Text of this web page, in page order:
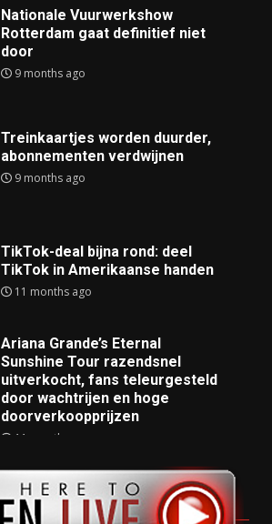
Nationale Vuurwerkshow
Rotterdam gaat definitief niet
door
9 months ago
Treinkaartjes worden duurder,
abonnementen verdwijnen
9 months ago
TikTok-deal bijna rond: deel
TikTok in Amerikaanse handen
11 months ago
Ariana Grande’s Eternal
Sunshine Tour razendsnel
uitverkocht, fans teleurgesteld
door wachtrijen en hoge
doorverkoopprijzen
11 months ago